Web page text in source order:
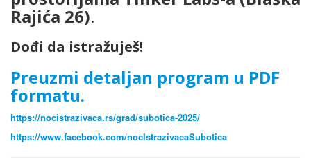
Rajića 26).
Dođi da istražuješ!
Preuzmi detaljan program u PDF
formatu.
https://nocistrazivaca.rs/grad/subotica-2025/
https://www.facebook.com/nocIstrazivacaSubotica